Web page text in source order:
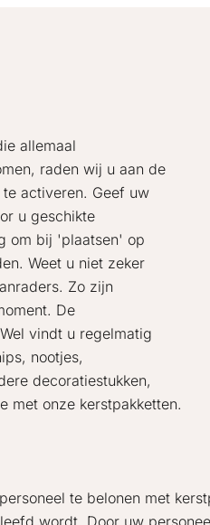
allemaal
raden wij u aan de
activeren. Geef uw
u geschikte
om bij 'plaatsen' op
Weet u niet zeker
Zo zijn
De
vindt u regelmatig
nootjes,
decoratiestukken,
met onze kerstpakketten.
te belonen met